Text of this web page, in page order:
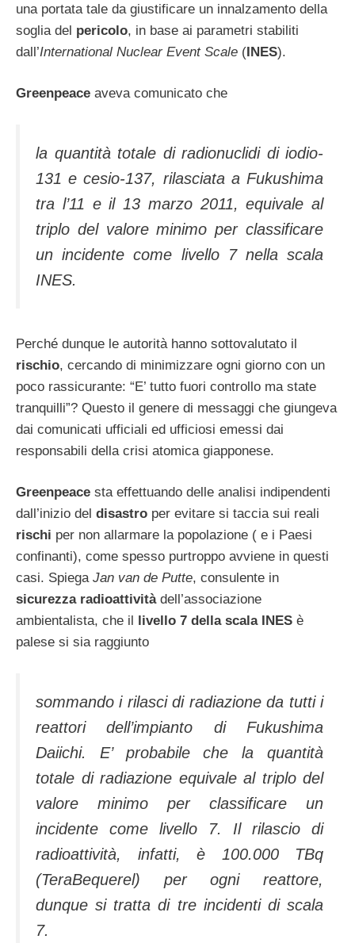
una portata tale da giustificare un innalzamento della
soglia del pericolo, in base ai parametri stabiliti
dall’International Nuclear Event Scale (INES).
Greenpeace aveva comunicato che
la quantità totale di radionuclidi di iodio-
131 e cesio-137, rilasciata a Fukushima
tra l’11 e il 13 marzo 2011, equivale al
triplo del valore minimo per classificare
un incidente come livello 7 nella scala
INES.
Perché dunque le autorità hanno sottovalutato il
rischio, cercando di minimizzare ogni giorno con un
poco rassicurante: “E’ tutto fuori controllo ma state
tranquilli”? Questo il genere di messaggi che giungeva
dai comunicati ufficiali ed ufficiosi emessi dai
responsabili della crisi atomica giapponese.
Greenpeace sta effettuando delle analisi indipendenti
dall’inizio del disastro per evitare si taccia sui reali
rischi per non allarmare la popolazione ( e i Paesi
confinanti), come spesso purtroppo avviene in questi
casi. Spiega Jan van de Putte, consulente in
sicurezza radioattivitàdell’associazione
ambientalista, che il livello 7 della scala INES è
palese si sia raggiunto
sommando i rilasci di radiazione da tutti i
reattori dell’impianto di Fukushima
Daiichi. E’ probabile che la quantità
totale di radiazione equivale al triplo del
valore minimo per classificare un
incidente come livello 7. Il rilascio di
radioattività, infatti, è 100.000 TBq
(TeraBequerel) per ogni reattore,
dunque si tratta di tre incidenti di scala
7.